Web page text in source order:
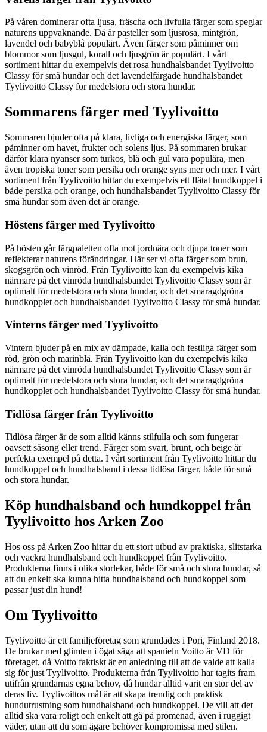
På våren dominerar ofta ljusa, fräscha och livfulla färger som speglar
naturens uppvaknande. Då är pasteller som ljusrosa, mintgrön,
lavendel och babyblå populärt. Även färger som påminner om
blommor som ljusgul, korall och ljusgrön är populärt. I vårt
sortiment hittar du exempelvis det rosa hundhalsbandet Tyylivoitto
Classy för små hundar och det lavendelfärgade hundhalsbandet
Tyylivoitto Classy för medelstora och stora hundar.
Sommarens färger med Tyylivoitto
Sommaren bjuder ofta på klara, livliga och energiska färger, som
påminner om havet, frukter och solens ljus. På sommaren brukar
därför klara nyanser som turkos, blå och gul vara populära, men
även tropiska toner som persika och orange syns mer och mer. I vårt
sortiment från Tyylivoitto hittar du exempelvis ett flätat hundkoppel i
både persika och orange, och hundhalsbandet Tyylivoitto Classy för
små hundar som även det är orange.
Höstens färger med Tyylivoitto
På hösten går färgpaletten ofta mot jordnära och djupa toner som
reflekterar naturens förändringar. Här ser vi ofta färger som brun,
skogsgrön och vinröd. Från Tyylivoitto kan du exempelvis kika
närmare på det vinröda hundhalsbandet Tyylivoitto Classy som är
optimalt för medelstora och stora hundar, och det smaragdgröna
hundkopplet och hundhalsbandet Tyylivoitto Classy för små hundar.
Vinterns färger med Tyylivoitto
Vintern bjuder på en mix av dämpade, kalla och festliga färger som
röd, grön och marinblå. Från Tyylivoitto kan du exempelvis kika
närmare på det vinröda hundhalsbandet Tyylivoitto Classy som är
optimalt för medelstora och stora hundar, och det smaragdgröna
hundkopplet och hundhalsbandet Tyylivoitto Classy för små hundar.
Tidlösa färger från Tyylivoitto
Tidlösa färger är de som alltid känns stilfulla och som fungerar
oavsett säsong eller trend. Färger som svart, brunt, och beige är
perfekta exempel på detta. I vårt sortiment från Tyylivoitto hittar du
hundkoppel och hundhalsband i dessa tidlösa färger, både för små
och stora hundar.
Köp hundhalsband och hundkoppel från
Tyylivoitto hos Arken Zoo
Hos oss på Arken Zoo hittar du ett stort utbud av praktiska, slitstarka
och vackra hundhalsband och hundkoppel från Tyylivoitto.
Produkterna finns i olika storlekar, både för små och stora hundar, så
att du enkelt ska kunna hitta hundhalsband och hundkoppel som
passar just din hund!
Om Tyylivoitto
Tyylivoitto är ett familjeföretag som grundades i Pori, Finland 2018.
De brukar med glimten i ögat säga att spanieln Voitto är VD för
företaget, då Voitto faktiskt är en anledning till att de valde att kalla
sig för just Tyylivoitto. Produkterna från Tyylivoitto har tagits fram
utifrån grundarnas egna behov, då hundar alltid varit en stor del av
deras liv. Tyylivoittos mål är att skapa trendig och praktisk
hundutrustning som hundhalsband och hundkoppel. De vill att det
alltid ska vara roligt och enkelt att gå på promenad, även i ruggigt
väder, utan att du som ägare behöver kompromissa med stilen.